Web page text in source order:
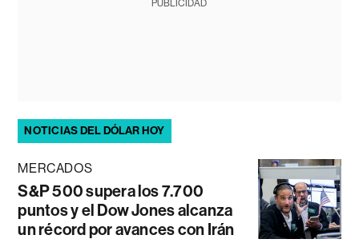
PUBLICIDAD
NOTICIAS DEL DÓLAR HOY
MERCADOS
S&P 500 supera los 7.700
puntos y el Dow Jones alcanza
un récord por avances con Irán